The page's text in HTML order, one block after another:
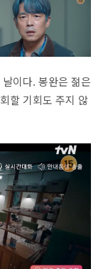
이다. 봉완은 젊은
할 기회도 주지 않